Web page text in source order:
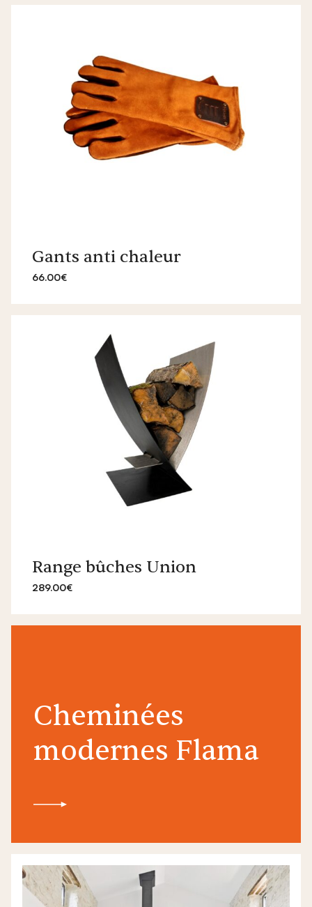
Gants anti chaleur
66.00€
Range bûches Union
289.00€
Cheminées
modernes Flama